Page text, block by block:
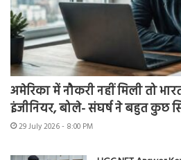
अमेरिका में नौकरी नहीं मिली तो
इंजीनियर, बोले- संघर्ष ने बहुत कुछ
29 July 2026 - 8:00 PM